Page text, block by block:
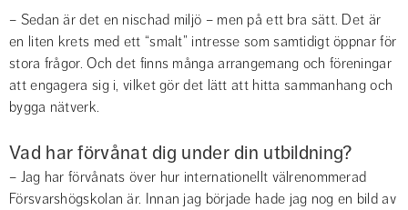
– Sedan är det en nischad miljö – men på ett bra sätt. Det är
en liten krets med ett “smalt” intresse som samtidigt öppnar för
stora frågor. Och det finns många arrangemang och föreningar
att engagera sig i, vilket gör det lätt att hitta sammanhang och
bygga nätverk.
Vad har förvånat dig under din utbildning?
– Jag har förvånats över hur internationellt välrenommerad
Försvarshögskolan är. Innan jag började hade jag nog en bild av